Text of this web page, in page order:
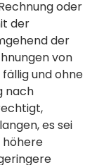
oder
der
der
von
und ohne
nach
es sei
höhere